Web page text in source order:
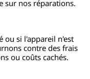
sur nos réparations.
ou si l'appareil n'est
contre des frais
ou coûts cachés.